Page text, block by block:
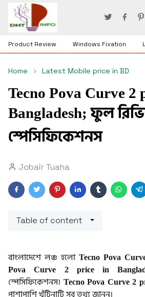
Product Review Windows Fixation
Home Latest Mobile price in BD
Tecno Pova Curve 2
Bangladesh; ফুল
স্পেসিফিকেশনস
Jobair Tuaha
Table of content
বাংলাদেশে লঞ্চ হলো Tecno Pova
Pova Curve 2 price in
স্পেসিফিকেশনস। Tecno Pova Curve 2
পাশাপাশি খুঁটিনাটি সব তথ্য জানুন।